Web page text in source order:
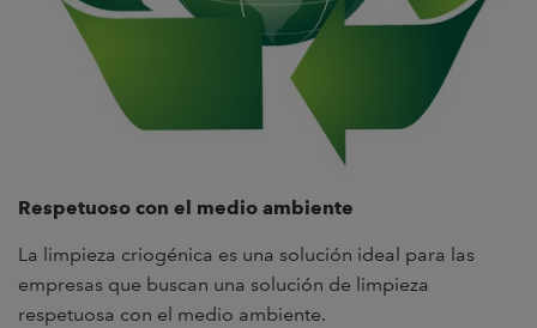
Respetuoso con el medio ambiente
La limpieza criogénica es una solución ideal para las
empresas que buscan una solución de limpieza
respetuosa con el medio ambiente.